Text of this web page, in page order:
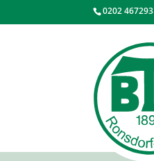
0202 467293